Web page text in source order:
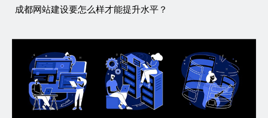
成都网站建设要怎么样才能提升水平？